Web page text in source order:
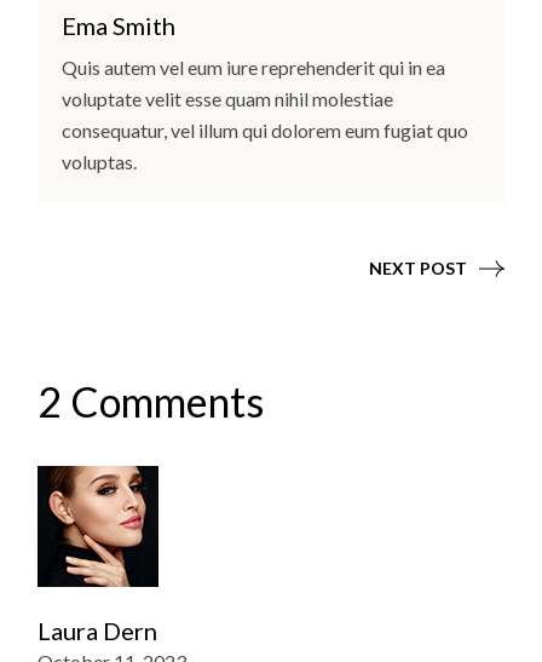
Ema Smith
Quis autem vel eum iure reprehenderit qui in ea
voluptate velit esse quam nihil molestiae
consequatur, vel illum qui dolorem eum fugiat quo
voluptas.
NEXT POST
2 Comments
Laura Dern